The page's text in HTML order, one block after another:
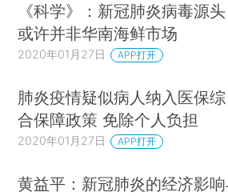
《科学》：新冠肺炎病毒源头
或许并非华南海鲜市场
2020年01月27日 APP打开
肺炎疫情疑似病人纳入医保综
合保障政策 免除个人负担
2020年01月27日 APP打开
黄益平：新冠肺炎的经济影